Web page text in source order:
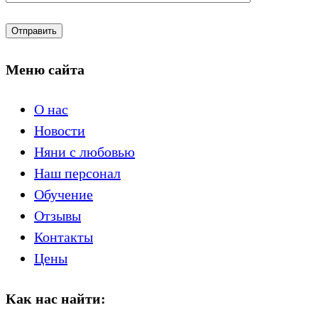
Меню сайта
О нас
Новости
Няни с любовью
Наш персонал
Обучение
Отзывы
Контакты
Цены
Как нас найти: